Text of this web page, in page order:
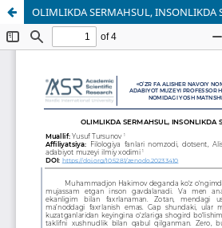
OLIMLIKDA SERMAHSUL, INSONLIKDA